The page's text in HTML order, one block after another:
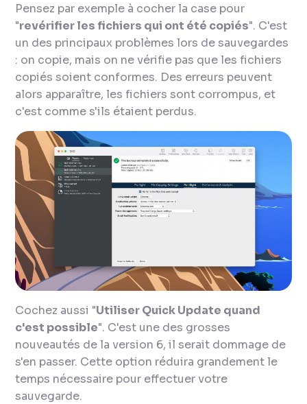
Pensez par exemple à cocher la case pour
"revérifier les fichiers qui ont été copiés". C'est
un des principaux problèmes lors de sauvegardes
: on copie, mais on ne vérifie pas que les fichiers
copiés soient conformes. Des erreurs peuvent
alors apparaître, les fichiers sont corrompus, et
c'est comme s'ils étaient perdus.
Cochez aussi "UtiliserQuick Update quand
c'est possible". C'est une des grosses
nouveautés de la version 6, il serait dommage de
s'en passer. Cette option réduira grandement le
temps nécessaire pour effectuer votre
sauvegarde.